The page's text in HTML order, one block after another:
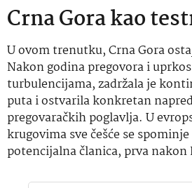
Crna Gora kao
U ovom trenutku, Crna Gora
Nakon godina pregovora i
turbulencijama, zadržala je
puta i ostvarila konkretan
pregovaračkih poglavlja. U
krugovima sve češće se
potencijalna članica, prva nakon